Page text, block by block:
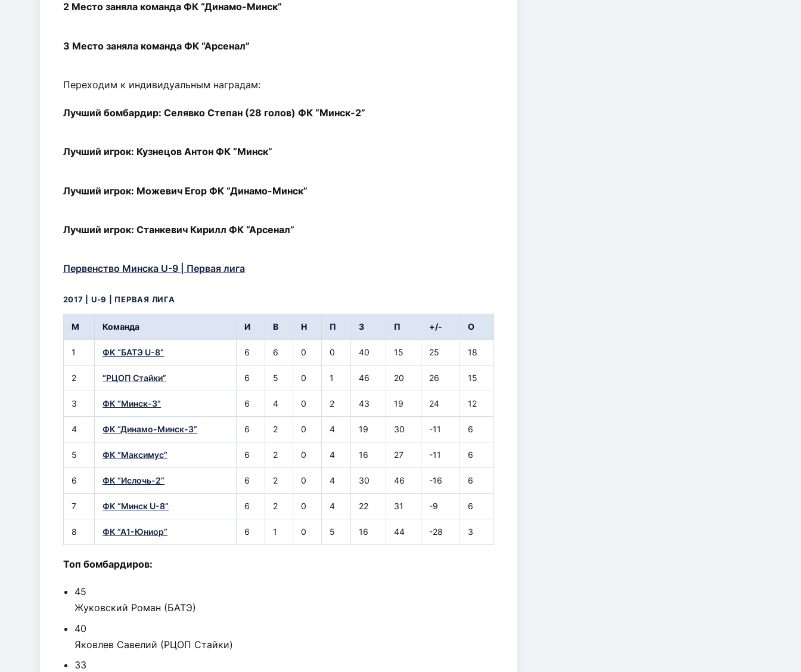
2 Место заняла команда ФК “Динамо-Минск”
3 Место заняла команда ФК “Арсенал”
Переходим к индивидуальным наградам:
Лучший бомбардир: Селявко Степан (28 голов) ФК “Минск-2”
Лучший игрок: Кузнецов Антон ФК “Минск”
Лучший игрок: Можевич Егор ФК “Динамо-Минск”
Лучший игрок: Станкевич Кирилл ФК “Арсенал”
Первенство Минска U-9 | Первая лига
2017 | U-9 | ПЕРВАЯ ЛИГА
М Команда И В Н П З П +/- О
1 ФК “БАТЭ U-8” 6 6 0 0 40 15 25 18
2 “РЦОП Стайки” 6 5 0 1 46 20 26 15
3 ФК “Минск-3” 6 4 0 2 43 19 24 12
4 ФК “Динамо-Минск-3” 6 2 0 4 19 30 -11 6
5 ФК “Максимус” 6 2 0 4 16 27 -11 6
6 ФК “Ислочь-2” 6 2 0 4 30 46 -16 6
7 ФК “Минск U-8” 6 2 0 4 22 31 -9 6
8 ФК “А1-Юниор” 6 1 0 5 16 44 -28 3
Топ бомбардиров:
45
Жуковский Роман (БАТЭ)
40
Яковлев Савелий (РЦОП Стайки)
33